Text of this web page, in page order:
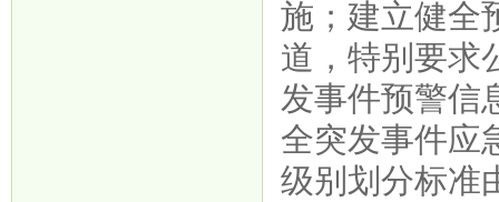
施；建立健全
道，特别要求
发事件预警信
全突发事件应
级别划分标准